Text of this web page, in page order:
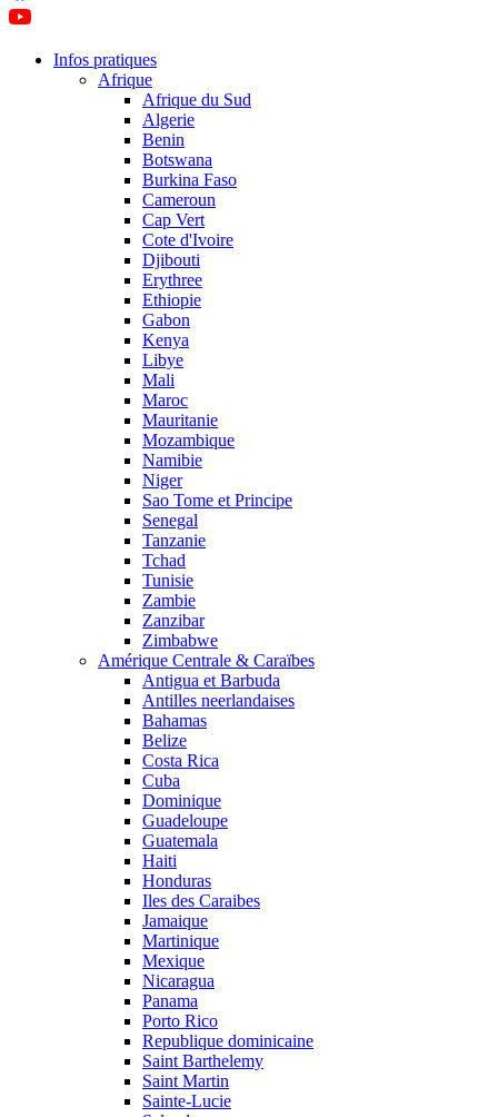
Infos pratiques
Afrique
Afrique du Sud
Algerie
Benin
Botswana
Burkina Faso
Cameroun
Cap Vert
Cote d'Ivoire
Djibouti
Erythree
Ethiopie
Gabon
Kenya
Libye
Mali
Maroc
Mauritanie
Mozambique
Namibie
Niger
Sao Tome et Principe
Senegal
Tanzanie
Tchad
Tunisie
Zambie
Zanzibar
Zimbabwe
Amérique Centrale & Caraïbes
Antigua et Barbuda
Antilles neerlandaises
Bahamas
Belize
Costa Rica
Cuba
Dominique
Guadeloupe
Guatemala
Haiti
Honduras
Iles des Caraibes
Jamaique
Martinique
Mexique
Nicaragua
Panama
Porto Rico
Republique dominicaine
Saint Barthelemy
Saint Martin
Sainte-Lucie